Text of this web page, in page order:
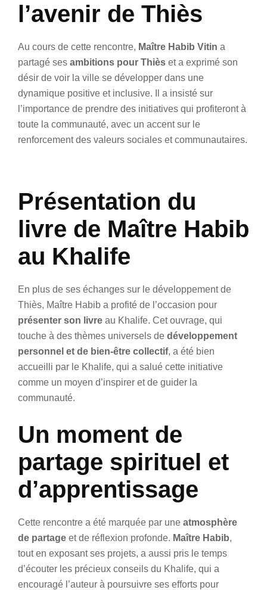
l’avenir de Thiès
Au cours de cette rencontre, Maître Habib Vitin a
partagé ses ambitions pour Thiès et a exprimé son
désir de voir la ville se développer dans une
dynamique positive et inclusive. Il a insisté sur
l’importance de prendre des initiatives qui profiteront à
toute la communauté, avec un accent sur le
renforcement des valeurs sociales et communautaires.
Présentation du
livre de Maître Habib
au Khalife
En plus de ses échanges sur le développement de
Thiès, Maître Habib a profité de l’occasion pour
présenter son livre au Khalife. Cet ouvrage, qui
touche à des thèmes universels de développement
personnel et de bien-être collectif, a été bien
accueilli par le Khalife, qui a salué cette initiative
comme un moyen d’inspirer et de guider la
communauté.
Un moment de
partage spirituel et
d’apprentissage
Cette rencontre a été marquée par une atmosphère
de partage et de réflexion profonde. Maître Habib,
tout en exposant ses projets, a aussi pris le temps
d’écouter les précieux conseils du Khalife, qui a
encouragé l’auteur à poursuivre ses efforts pour